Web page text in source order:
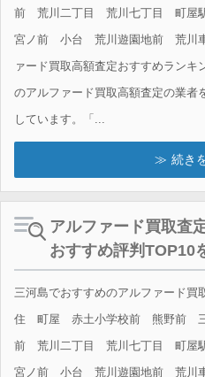
前 荒川二丁目 荒川七丁目 町屋
宮ノ前 小台 荒川遊園地前 荒川
ァード買取高額査定おすすめラン
のアルファード買取高額査定の業者
しています。「...
続き
アルファード買取査
おすすめ評判TOP10
三河島でおすすめのアルファード
住 町屋 赤土小学校前 熊野前
前 荒川二丁目 荒川七丁目 町屋
宮ノ前 小台 荒川遊園地前 荒川